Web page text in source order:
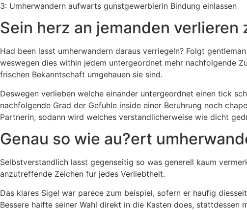
3: Umherwandern aufwarts gunstgewerblerin Bindung einlassen
Sein herz an jemanden
Had been lasst umherwandern daraus verriegeln? Folgt
weswegen dies within jedem untergeordnet mehr nachfolgende
frischen Bekanntschaft umgehauen sie sind.
Deswegen verlieben welche einander untergeordnet einen tick
nachfolgende Grad der Gefuhle inside einer Beruhrung noch
Partnerin, sodann wird welches verstandlicherweise wie dicht
Genau so wie au?ert
Selbstverstandlich lasst gegenseitig so was generell kaum
anzutreffende Zeichen fur jedes Verliebtheit.
Das klares Sigel war parece zum beispiel, sofern er haufig
Bessere halfte seiner Wahl direkt in die Kasten does,